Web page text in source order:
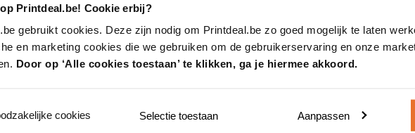
Printdeal.be! Cookie erbij?
gebruikt cookies. Deze zijn nodig om Printdeal.be zo goed mogelijk te laten
en marketing cookies die we gebruiken om de gebruikerservaring en onze
Door op ‘Alle cookies toestaan’ te klikken, ga je hiermee akkoord.
cookies Selectie toestaan Aanpassen